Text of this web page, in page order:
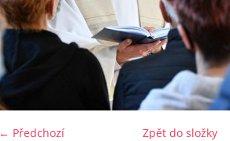
← Předchozí
Zpět do složky